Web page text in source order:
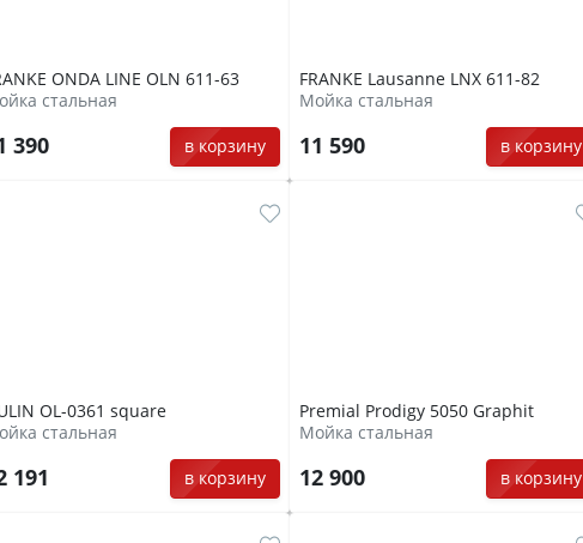
ONDA LINE OLN 611-63
стальная
390 в корзину
FRANKE Lausanne LNX 611-82
Мойка стальная
11 590 в корзину
OL-0361 square
стальная
191 в корзину
Premial Prodigy 5050 Graphit
Мойка стальная
12 900 в корзину